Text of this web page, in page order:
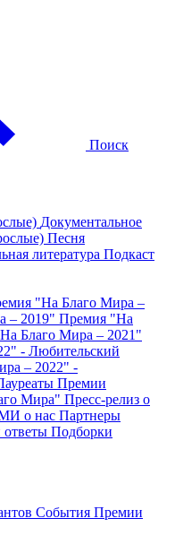
Поиск
Документальное
Песня
литература Подкаст
"На Благо Мира –
– 2019" Премия "На
Благо Мира – 2021"
- Любительский
– 2022" -
Премии
Мира" Пресс-релиз о
о нас Партнеры
Подборки
События Премии